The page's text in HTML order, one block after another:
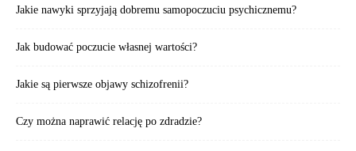
Jakie nawyki sprzyjają dobremu samopoczuciu psychicznemu?
Jak budować poczucie własnej wartości?
Jakie są pierwsze objawy schizofrenii?
Czy można naprawić relację po zdradzie?